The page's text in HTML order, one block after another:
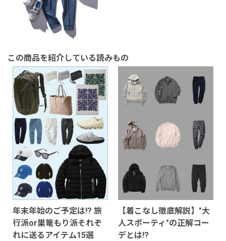
この商品を紹介している読みもの
年末年始のご予定は!? 旅
行派or巣篭もり派それぞ
れに送るアイテム15選
【着こなし徹底解説】"大
人スポーティ"の正解コー
デとは!?